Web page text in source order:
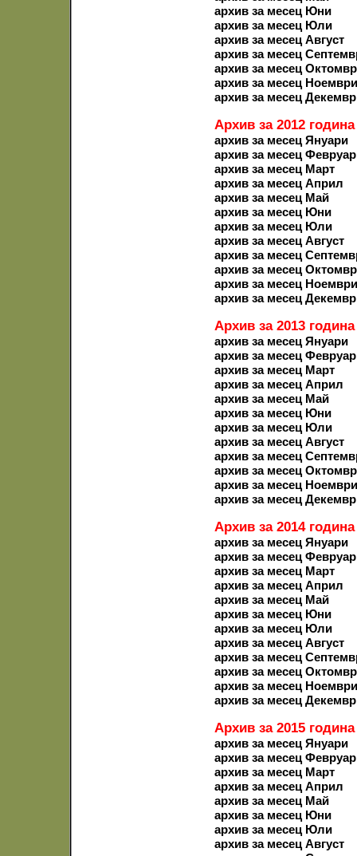
архив за месец Юни
архив за месец Юли
архив за месец Август
архив за месец
архив за месец
архив за месец Ноември
архив за месец
Архив за 2012 година
архив за месец Януари
архив за месец
архив за месец Март
архив за месец Април
архив за месец Май
архив за месец Юни
архив за месец Юли
архив за месец Август
архив за месец
архив за месец
архив за месец Ноември
архив за месец
Архив за 2013 година
архив за месец Януари
архив за месец
архив за месец Март
архив за месец Април
архив за месец Май
архив за месец Юни
архив за месец Юли
архив за месец Август
архив за месец
архив за месец
архив за месец Ноември
архив за месец
Архив за 2014 година
архив за месец Януари
архив за месец
архив за месец Март
архив за месец Април
архив за месец Май
архив за месец Юни
архив за месец Юли
архив за месец Август
архив за месец
архив за месец
архив за месец Ноември
архив за месец
Архив за 2015 година
архив за месец Януари
архив за месец
архив за месец Март
архив за месец Април
архив за месец Май
архив за месец Юни
архив за месец Юли
архив за месец Август